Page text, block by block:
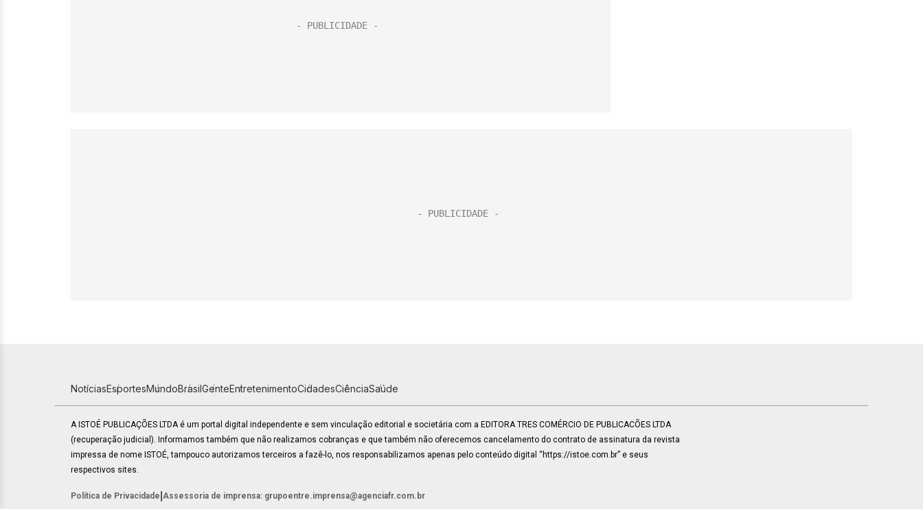
NotíciasEsportesMundoBrasilGenteEntretenimentoCidadesCiênciaSaúde
A ISTOÉ PUBLICAÇÕES LTDA é um portal digital independente e sem vinculação editorial e societária com a EDITORA TRES COMÉRCIO DE PUBLICACÕES LTDA
(recuperação judicial). Informamos também que não realizamos cobranças e que também não oferecemos cancelamento do contrato de assinatura da revista
impressa de nome ISTOÉ, tampouco autorizamos terceiros a fazê-lo, nos responsabilizamos apenas pelo conteúdo digital “https://istoe.com.br” e seus
respectivos sites.
Política de Privacidade Assessoria de imprensa: grupoentre.imprensa@agenciafr.com.br